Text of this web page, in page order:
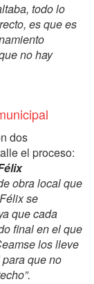
todo lo
es que es
no hay
dos
el proceso:
obra local que
se
que cada
final en el que
los lleve
que no